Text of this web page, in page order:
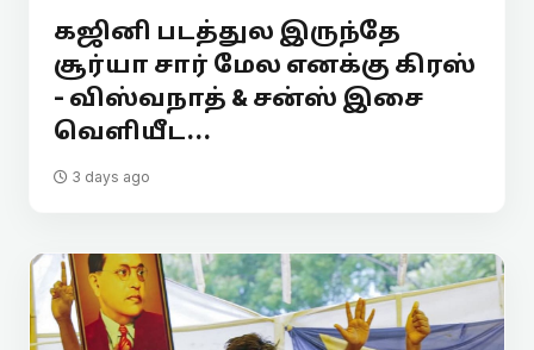
கஜினி படத்துல இருந்தே
சூர்யா சார் மேல எனக்கு கிரஸ்
- விஸ்வநாத் & சன்ஸ் இசை
வெளியீட...
3 days ago